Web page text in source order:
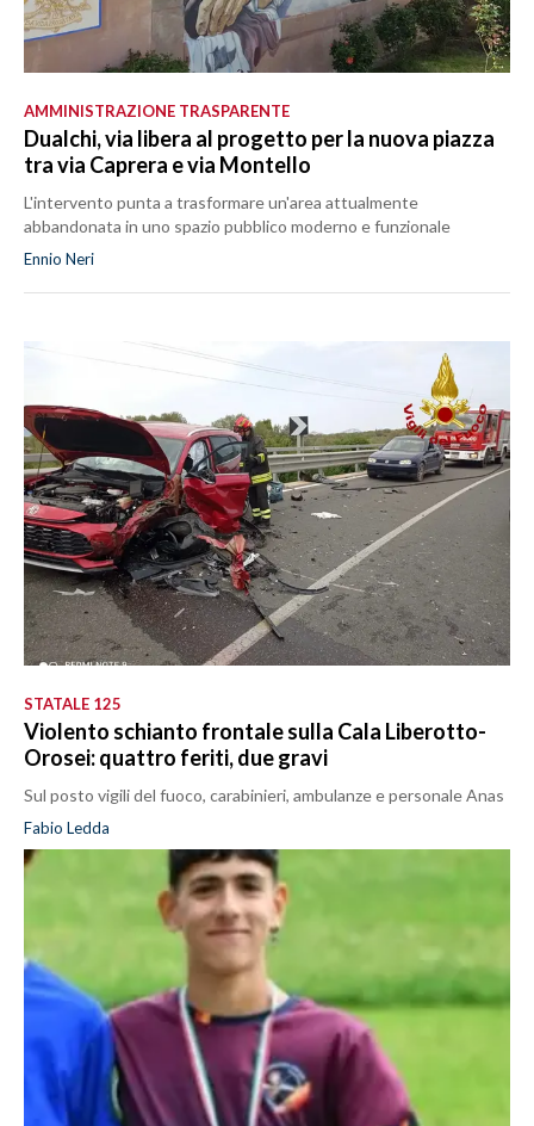
AMMINISTRAZIONE TRASPARENTE
Dualchi, via libera al progetto per la nuova piazza
tra via Caprera e via Montello
L'intervento punta a trasformare un'area attualmente
abbandonata in uno spazio pubblico moderno e funzionale
Ennio Neri
STATALE 125
Violento schianto frontale sulla Cala Liberotto-
Orosei: quattro feriti, due gravi
Sul posto vigili del fuoco, carabinieri, ambulanze e personale Anas
Fabio Ledda